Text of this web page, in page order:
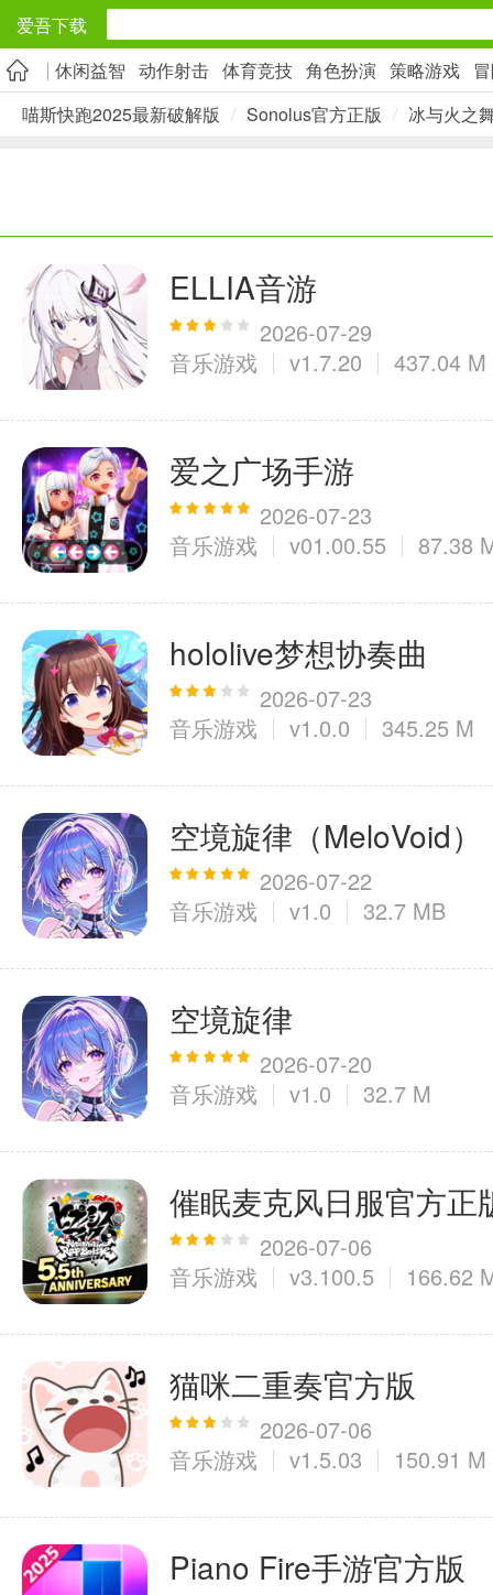
爱吾下载
安卓应用
旅游出行
实用工具
2万+款应用
资讯阅读
1万+款应用
医疗健康
6千+款应用
图像拍照
9百+款应用
休闲益智 动作射击 体育竞技 角色扮演 策略游戏
喵斯快跑2025最新破解版 / Sonolus官方正版 / 冰与火之
ELLIA音游
2026-07-29
音乐游戏
v1.7.20 437.04 M
爱之广场手游
2026-07-23
音乐游戏
v01.00.55 87.38
hololive梦想协奏曲
2026-07-23
音乐游戏
v1.0.0 345.25 M
空境旋律（MeloVoid）
2026-07-22
音乐游戏
v1.0 32.7 MB
空境旋律
2026-07-20
音乐游戏
v1.0 32.7 M
催眠麦克风日服官方正
2026-07-06
音乐游戏
v3.100.5 166.62
猫咪二重奏官方版
2026-07-06
音乐游戏
v1.5.03 150.91 M
Piano Fire手游官方版